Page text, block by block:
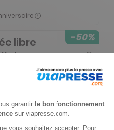
-50%
libre
:
2,45 € par n°